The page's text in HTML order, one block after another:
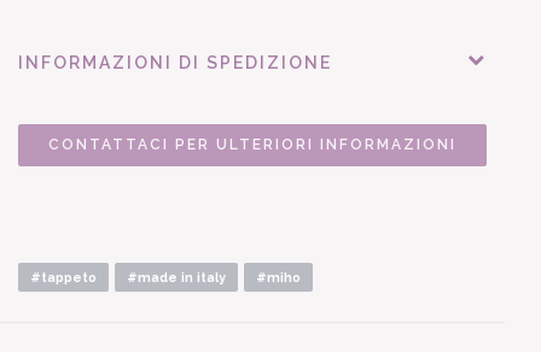
INFORMAZIONI DI SPEDIZIONE
CONTATTACI PER ULTERIORI INFORMAZIONI
#tappeto #made in italy #miho